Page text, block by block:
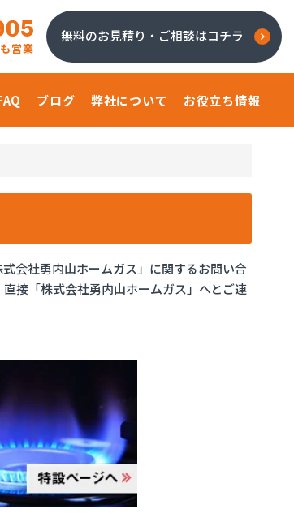
営業
無料のお見積り・ご相談はコチラ
ブログ 弊社について お役立ち情報
会社勇内山ホームガス」に関するお問い合
接「株式会社勇内山ホームガス」へとご連